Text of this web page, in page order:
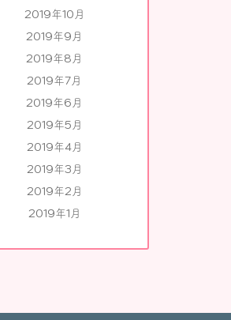
2019年10月
2019年9月
2019年8月
2019年7月
2019年6月
2019年5月
2019年4月
2019年3月
2019年2月
2019年1月